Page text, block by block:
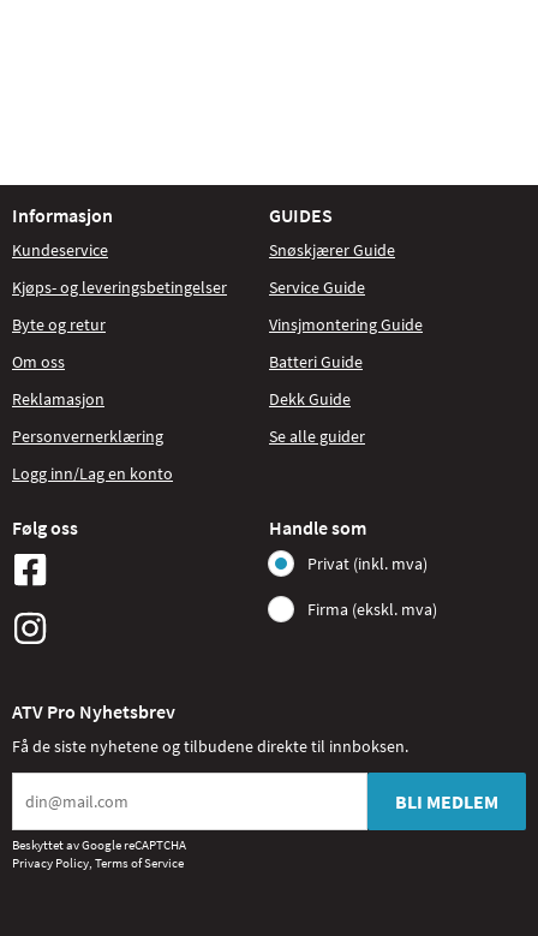
Informasjon
Kundeservice
Kjøps- og leveringsbetingelser
Byte og retur
Om oss
Reklamasjon
Personvernerklæring
Logg inn/Lag en konto
GUIDES
Snøskjærer Guide
Service Guide
Vinsjmontering Guide
Batteri Guide
Dekk Guide
Se alle guider
Følg oss Handle som
Privat (inkl. mva)
Firma (ekskl. mva)
ATV Pro Nyhetsbrev
Få de siste nyhetene og tilbudene direkte til innboksen.
BLI MEDLEM
Beskyttet av Google reCAPTCHA
Privacy Policy, Terms of Service